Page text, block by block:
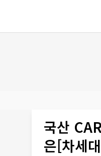
국산
은[차세